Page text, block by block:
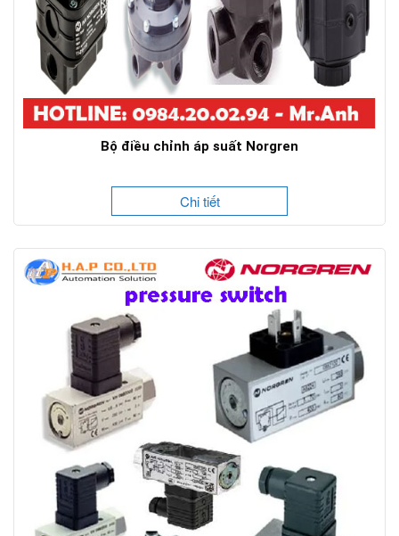
Bộ điều chỉnh áp suất Norgren
Chi tiết